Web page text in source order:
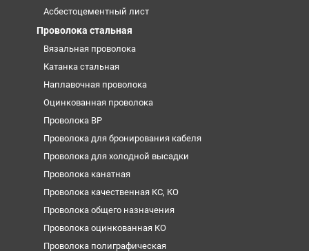
Асбестоцементный лист
Проволока стальная
Вязальная проволока
Катанка стальная
Наплавочная проволока
Оцинкованная проволока
Проволока ВР
Проволока для бронирования кабеля
Проволока для холодной высадки
Проволока канатная
Проволока качественная КС, КО
Проволока общего назначения
Проволока оцинкованная КО
Проволока полиграфическая